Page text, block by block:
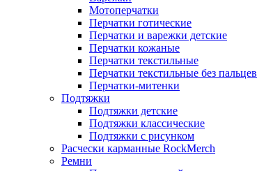
Мотоперчатки
Перчатки готические
Перчатки и варежки детские
Перчатки кожаные
Перчатки текстильные
Перчатки текстильные без пальцев
Перчатки-митенки
Подтяжки
Подтяжки детские
Подтяжки классические
Подтяжки с рисунком
Расчески карманные RockMerch
Ремни